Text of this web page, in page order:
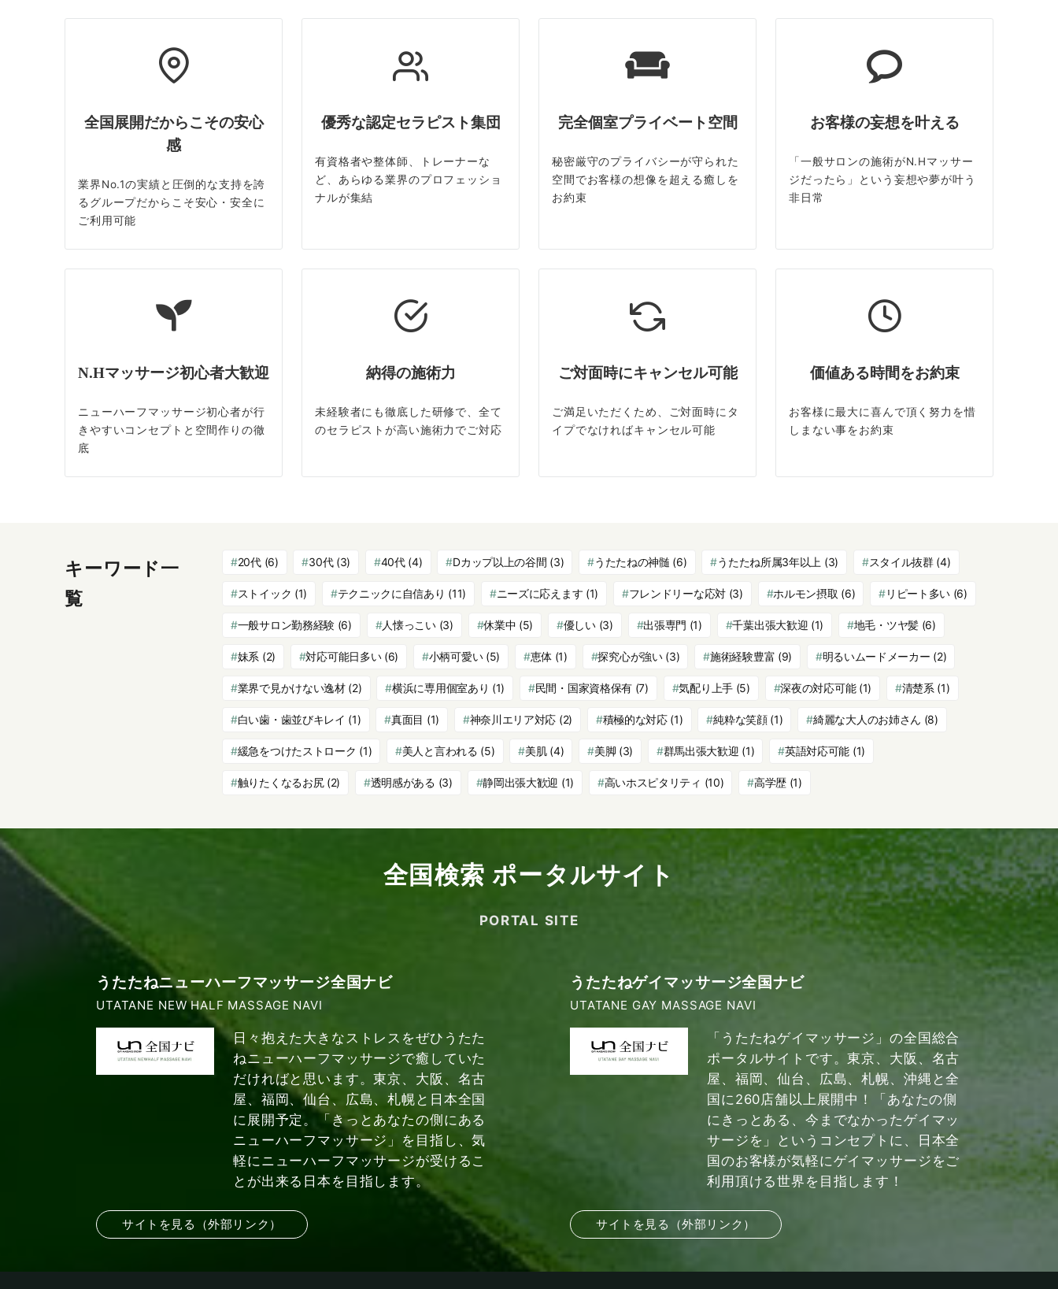
全国展開だからこその安心
感
業界No.1の実績と圧倒的な支持を誇
るグループだからこそ安心・安全に
ご利用可能
優秀な認定セラピスト集団
有資格者や整体師、トレーナーな
ど、あらゆる業界のプロフェッショ
ナルが集結
完全個室プライベート空間
秘密厳守のプライバシーが守られた
空間でお客様の想像を超える癒しを
お約束
お客様の妄想を叶える
「一般サロンの施術がN.Hマッサー
ジだったら」という妄想や夢が叶う
非日常
N.Hマッサージ初心者大歓迎
ニューハーフマッサージ初心者が行
きやすいコンセプトと空間作りの徹
底
納得の施術力
未経験者にも徹底した研修で、全て
のセラピストが高い施術力でご対応
ご対面時にキャンセル可能
ご満足いただくため、ご対面時にタ
イプでなければキャンセル可能
価値ある時間をお約束
お客様に最大に喜んで頂く努力を惜
しまない事をお約束
キーワード一
覧
20代(6) 30代(3) 40代(4) Dカップ以上の谷間 (3) うたたねの神髄 (6) うたたね所属3年以上 (3) スタイル抜群(4)
ストイック (1) テクニックに自信あり (11) ニーズに応えます (1) フレンドリーな応対(3) ホルモン摂取 (6) リピート多い (6)
一般サロン勤務経験 (6) 人懐っこい(3) 休業中 (5) 優しい(3) 出張専門 (1) 千葉出張大歓迎 (1) 地毛・ツヤ髪(6)
妹系 (2) 対応可能日多い(6) 小柄可愛い(5) 恵体 (1) 探究心が強い(3) 施術経験豊富 (9) 明るいムードメーカー (2)
業界で見かけない逸材(2) 横浜に専用個室あり (1) 民間・国家資格保有 (7) 気配り上手(5) 深夜の対応可能(1) 清楚系 (1)
白い歯・歯並びキレイ (1) 真面目 (1) 神奈川エリア対応 (2) 積極的な対応(1) 純粋な笑顔(1) 綺麗な大人のお姉さん (8)
緩急をつけたストローク (1) 美人と言われる (5) 美肌(4) 美脚 (3) 群馬出張大歓迎 (1) 英語対応可能 (1)
触りたくなるお尻(2) 透明感がある (3) 静岡出張大歓迎 (1) 高いホスピタリティ (10) 高学歴 (1)
全国検索 ポータルサイト
PORTAL SITE
うたたねニューハーフマッサージ全国ナビ
UTATANE NEW HALF MASSAGE NAVI
日々抱えた大きなストレスをぜひうたた
ねニューハーフマッサージで癒していた
だければと思います。東京、大阪、名古
屋、福岡、仙台、広島、札幌と日本全国
に展開予定。「きっとあなたの側にある
ニューハーフマッサージ」を目指し、気
軽にニューハーフマッサージが受けるこ
とが出来る日本を目指します。
サイトを見る（外部リンク）
うたたねゲイマッサージ全国ナビ
UTATANE GAY MASSAGE NAVI
「うたたねゲイマッサージ」の全国総合
ポータルサイトです。東京、大阪、名古
屋、福岡、仙台、広島、札幌、沖縄と全
国に260店舗以上展開中！「あなたの側
にきっとある、今までなかったゲイマッ
サージを」というコンセプトに、日本全
国のお客様が気軽にゲイマッサージをご
利用頂ける世界を目指します！
サイトを見る（外部リンク）